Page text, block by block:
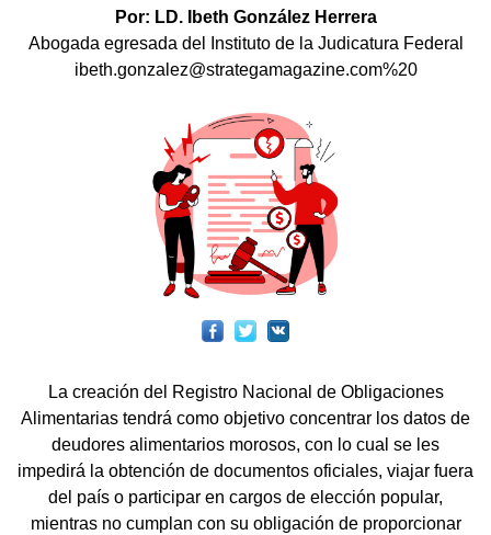
Por: LD. Ibeth González Herrera
Abogada egresada del Instituto de la Judicatura Federal
ibeth.gonzalez@strategamagazine.com%20
La creación del Registro Nacional de Obligaciones
Alimentarias tendrá como objetivo concentrar los datos de
deudores alimentarios morosos, con lo cual se les
impedirá la obtención de documentos oficiales, viajar fuera
del país o participar en cargos de elección popular,
mientras no cumplan con su obligación de proporcionar